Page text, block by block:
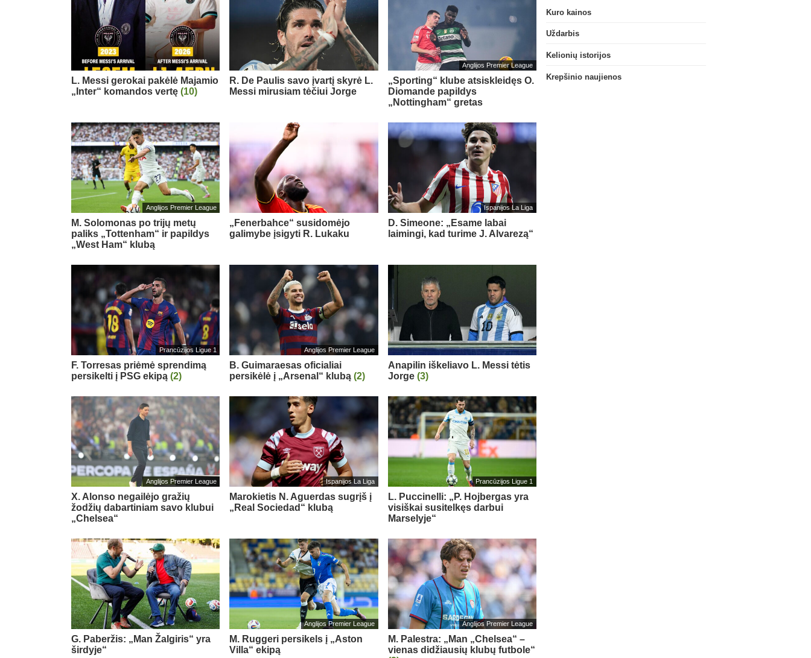
L. Messi gerokai pakėlė Majamio
„Inter“ komandos vertę (10)
R. De Paulis savo įvartį skyrė L.
Messi mirusiam tėčiui Jorge
Anglijos Premier League
„Sporting“ klube atsiskleidęs O.
Diomande papildys
„Nottingham“ gretas
Anglijos Premier League
M. Solomonas po trijų metų
paliks „Tottenham“ ir papildys
„West Ham“ klubą
„Fenerbahce“ susidomėjo
galimybe įsigyti R. Lukaku
Ispanijos La Liga
D. Simeone: „Esame labai
laimingi, kad turime J. Alvarezą“
Prancūzijos Ligue 1
F. Torresas priėmė sprendimą
persikelti į PSG ekipą (2)
Anglijos Premier League
B. Guimaraesas oficialiai
persikėlė į „Arsenal“ klubą(2)
Anapilin iškeliavo L. Messi tėtis
Jorge (3)
Anglijos Premier League
X. Alonso negailėjo gražių
žodžių dabartiniam savo klubui
„Chelsea“
Ispanijos La Liga
Marokietis N. Aguerdas sugrįš į
„Real Sociedad“ klubą
Prancūzijos Ligue 1
L. Puccinelli: „P. Hojbergas yra
visiškai susitelkęs darbui
Marselyje“
G. Paberžis: „Man Žalgiris“ yra
širdyje“
Anglijos Premier League
M. Ruggeri persikels į „Aston
Villa“ ekipą
Anglijos Premier League
M. Palestra: „Man „Chelsea“ –
vienas didžiausių klubų futbole“
Kuro kainos
Uždarbis
Kelionių istorijos
Krepšinio naujienos